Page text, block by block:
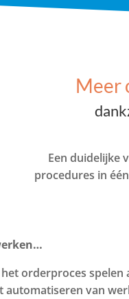
Meer
Een duidelijke
procedures in
orderproces spelen
automatiseren van